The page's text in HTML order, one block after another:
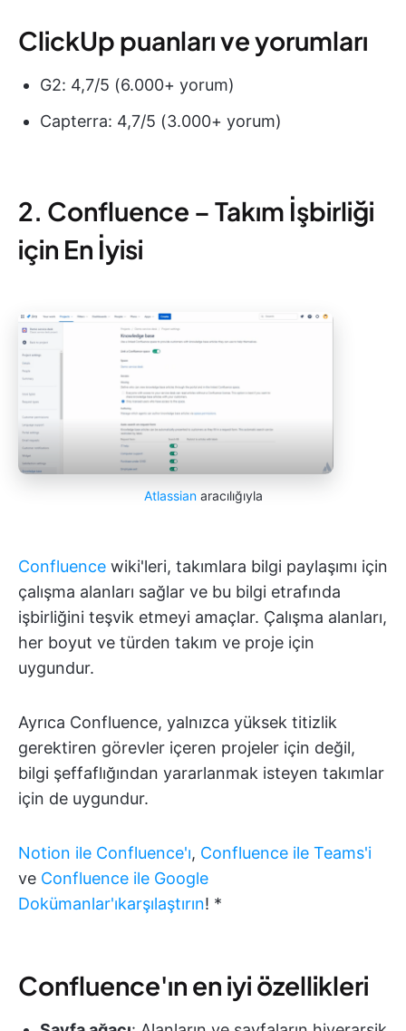
ClickUp puanları ve yorumları
G2: 4,7/5 (6.000+ yorum)
Capterra: 4,7/5 (3.000+ yorum)
2. Confluence – Takım İşbirliği
için En İyisi
Atlassianaracılığıyla
Confluence wiki'leri, takımlara bilgi paylaşımı için
çalışma alanları sağlar ve bu bilgi etrafında
işbirliğini teşvik etmeyi amaçlar. Çalışma alanları,
her boyut ve türden takım ve proje için
uygundur.
Ayrıca Confluence, yalnızca yüksek titizlik
gerektiren görevler içeren projeler için değil,
bilgi şeffaflığından yararlanmak isteyen takımlar
için de uygundur.
Notion ile Confluence'ı, Confluence ile Teams'i
ve Confluence ile Google
Dokümanlar'ıkarşılaştırın! *
Confluence'ın en iyi özellikleri